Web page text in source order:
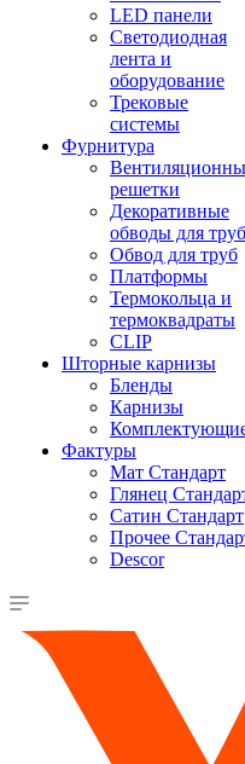
LED панели
Светодиодная
лента и
оборудование
Трековые
системы
Фурнитура
решетки
Декоративные
обводы для труб
Обвод для труб
Платформы
Термокольца и
термоквадраты
CLIP
Шторные карнизы
Бленды
Карнизы
Фактуры
Мат Стандарт
Глянец
Сатин Стандарт
Прочее
Descor